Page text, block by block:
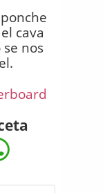
cava
nos